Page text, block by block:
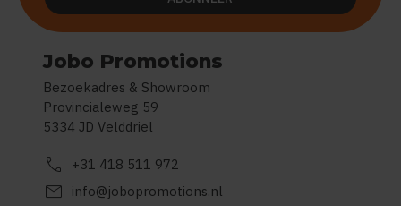
Jobo Promotions
Bezoekadres & Showroom
Provincialeweg 59
5334 JD Velddriel
call +31 418 511 972
mail info@jobopromotions.nl